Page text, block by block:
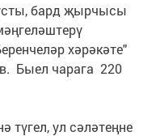
бард җырчысы
хәрәкәте"
Быел чарага 220
түгел, ул сәләтеңне